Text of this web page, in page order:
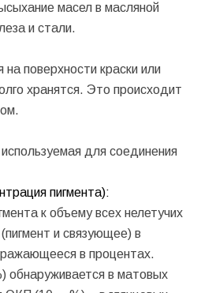
масел в масляной
и стали.
поверхности краски или
хранятся. Это происходит
для соединения
пигмента):
к объему всех нелетучих
и связующее) в
в процентах.
обнаруживается в матовых